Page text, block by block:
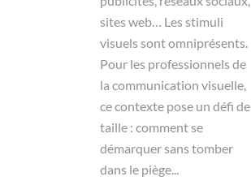
sites web… Les stimuli
visuels sont omniprésents.
Pour les professionnels de
la communication visuelle,
ce contexte pose un défi de
taille : comment se
démarquer sans tomber
dans le piège...